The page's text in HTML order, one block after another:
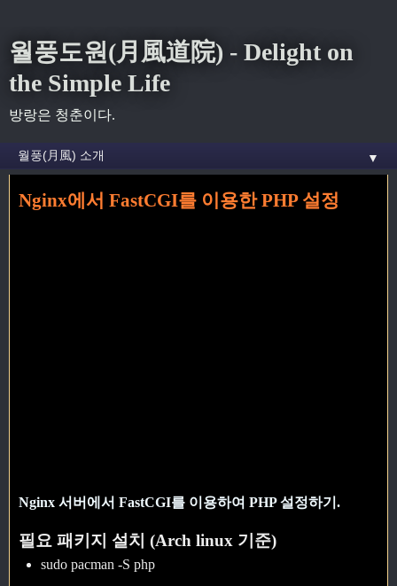
월풍도원(月風道院) - Delight on
the Simple Life
방랑은 청춘이다.
▼
홈» setting 꼬리가 달린 글
Nginx에서 FastCGI를 이용한 PHP 설정
Nginx 서버에서 FastCGI를 이용하여 PHP 설정하기.
필요 패키지 설치 (Arch linux 기준)
sudo pacman -S php